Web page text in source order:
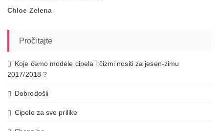
Chloe Zelena
Pročitajte
Koje ćemo modele cipela i čizmi nositi za jesen-zimu
2017/2018 ?
Dobrodošli
Cipele za sve prilike